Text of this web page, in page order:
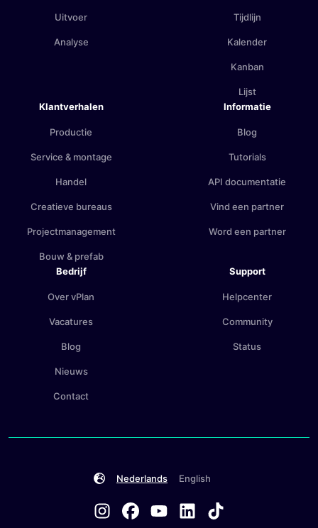
Uitvoer
Analyse
Tijdlijn
Kalender
Kanban
Lijst
Klantverhalen
Productie
Service & montage
Handel
Creatieve bureaus
Projectmanagement
Bouw & prefab
Informatie
Blog
Tutorials
API documentatie
Vind een partner
Word een partner
Bedrijf
Over vPlan
Vacatures
Blog
Nieuws
Contact
Support
Helpcenter
Community
Status
Nederlands English